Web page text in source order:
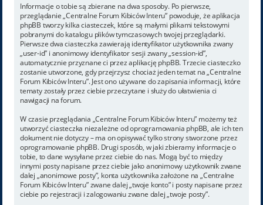
Informacje o tobie są zbierane na dwa sposoby. Po pierwsze,
przeglądanie „Centralne Forum Kibiców Interu” powoduje, że aplikacja
phpBB tworzy kilka ciasteczek, które są małymi plikami tekstowymi
pobranymi do katalogu plików tymczasowych twojej przeglądarki.
Pierwsze dwa ciasteczka zawierają identyfikator użytkownika zwany
„user-id” i anonimowy identyfikator sesji zwany „session-id”,
automatycznie przyznane ci przez aplikację phpBB. Trzecie ciasteczko
zostanie utworzone, gdy przejrzysz chociaż jeden temat na „Centralne
Forum Kibiców Interu”. Jest ono używane do zapisania informacji, które
tematy zostały przez ciebie przeczytane i służy do ułatwienia ci
nawigacji na forum.
W czasie przeglądania „Centralne Forum Kibiców Interu” możemy też
utworzyć ciasteczka niezależne od oprogramowania phpBB, ale ich ten
dokument nie dotyczy – ma on opisywać tylko strony stworzone przez
oprogramowanie phpBB. Drugi sposób, w jaki zbieramy informacje o
tobie, to dane wysyłane przez ciebie do nas. Mogą być to między
innymi posty napisane przez ciebie jako anonimowy użytkownik zwane
dalej „anonimowe posty”, konta użytkownika założone na „Centralne
Forum Kibiców Interu” zwane dalej „twoje konto” i posty napisane przez
ciebie po rejestracji i zalogowaniu zwane dalej „twoje posty”.